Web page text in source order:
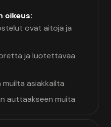
oikeus:
ovat aitoja ja
ja luotettavaa
muilta asiakkailta
auttaakseen muita